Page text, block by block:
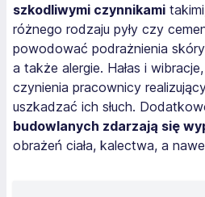
szkodliwymi czynnikami
różnego rodzaju pyły czy
powodować podrażnienia
a także alergie. Hałas i
czynienia pracownicy
uszkadzać ich słuch.
budowlanych zdarzają się
obrażeń ciała, kalectwa, a